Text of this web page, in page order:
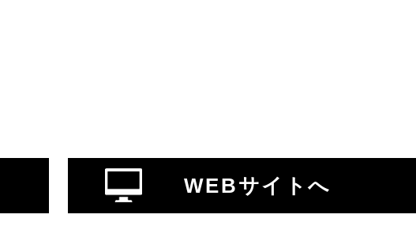
WEBサイトへ